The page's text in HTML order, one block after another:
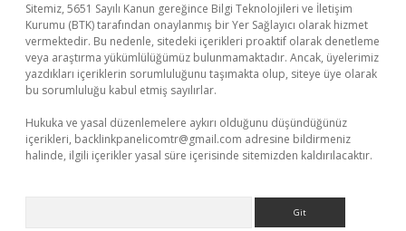
Sitemiz, 5651 Sayılı Kanun gereğince Bilgi Teknolojileri ve İletişim
Kurumu (BTK) tarafından onaylanmış bir Yer Sağlayıcı olarak hizmet
vermektedir. Bu nedenle, sitedeki içerikleri proaktif olarak denetleme
veya araştırma yükümlülüğümüz bulunmamaktadır. Ancak, üyelerimiz
yazdıkları içeriklerin sorumluluğunu taşımakta olup, siteye üye olarak
bu sorumluluğu kabul etmiş sayılırlar.
Hukuka ve yasal düzenlemelere aykırı olduğunu düşündüğünüz
içerikleri, backlinkpanelicomtr@gmail.com adresine bildirmeniz
halinde, ilgili içerikler yasal süre içerisinde sitemizden kaldırılacaktır.